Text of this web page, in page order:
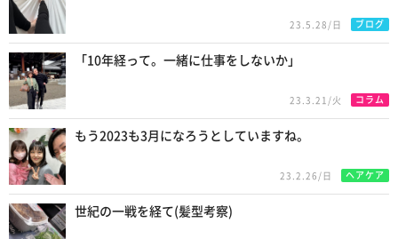
23.5.28/日 ブログ
「10年経って。一緒に仕事をしないか」
23.3.21/火 コラム
もう2023も3月になろうとしていますね。
23.2.26/日 ヘアケア
世紀の一戦を経て(髪型考察)